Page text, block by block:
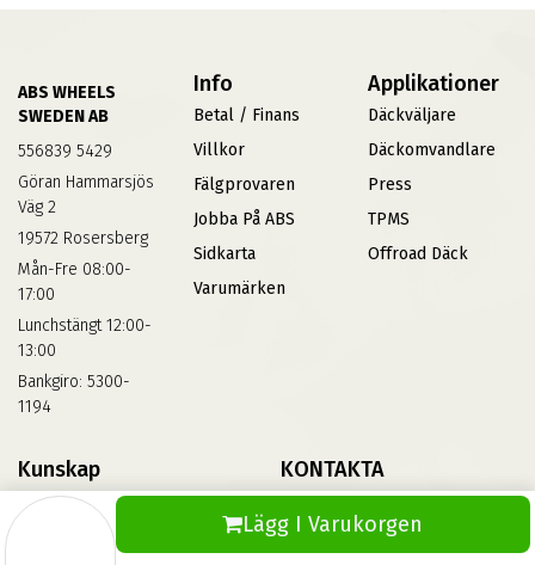
Lägg I Varukorgen
ABS WHEELS
SWEDEN AB
556839 5429
Göran Hammarsjös
Väg 2
19572 Rosersberg
Mån-Fre 08:00-
17:00
Lunchstängt 12:00-
13:00
Bankgiro: 5300-
1194
Info
Betal / Finans
Villkor
Fälgprovaren
Jobba På ABS
Sidkarta
Varumärken
Applikationer
Däckväljare
Däckomvandlare
Press
TPMS
Offroad Däck
Kunskap
Däckskola
KONTAKTA
Kontakta Oss
Vinterdäck